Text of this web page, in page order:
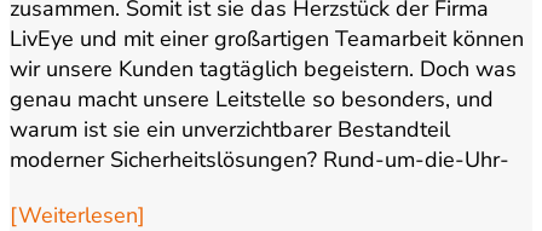
zusammen. Somit ist sie das Herzstück der Firma
LivEye und mit einer großartigen Teamarbeit können
wir unsere Kunden tagtäglich begeistern. Doch was
genau macht unsere Leitstelle so besonders, und
warum ist sie ein unverzichtbarer Bestandteil
moderner Sicherheitslösungen? Rund-um-die-Uhr-
[Weiterlesen]